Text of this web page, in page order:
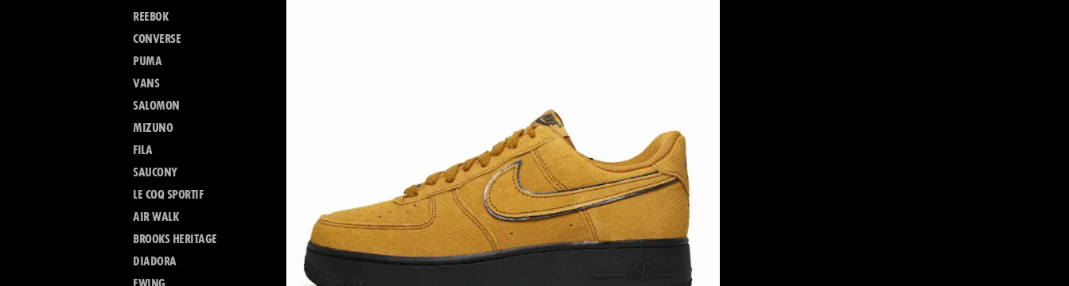
REEBOK
CONVERSE
PUMA
VANS
SALOMON
MIZUNO
FILA
SAUCONY
LE COQ SPORTIF
AIR WALK
BROOKS HERITAGE
DIADORA